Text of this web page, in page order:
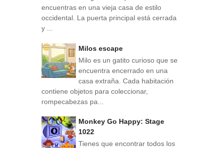
encuentras en una vieja casa de estilo
occidental. La puerta principal está cerrada
y ...
Milos escape
Milo es un gatito curioso que se
encuentra encerrado en una
casa extraña. Cada habitación
contiene objetos para coleccionar,
rompecabezas pa...
Monkey Go Happy: Stage
1022
Tienes que encontrar todos los